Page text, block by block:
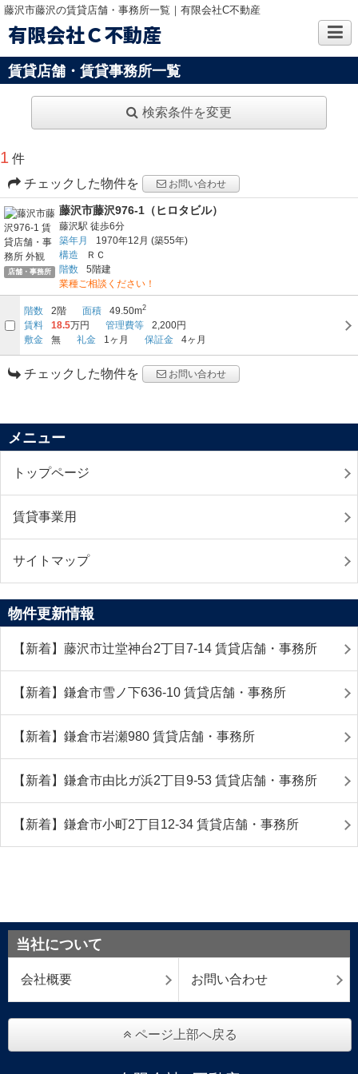
藤沢市藤沢の賃貸店舗・事務所一覧｜有限会社C不動産
有限会社Ｃ不動産
賃貸店舗・賃貸事務所一覧
検索条件を変更
1 件
チェックした物件を
お問い合わせ
店舗・事務所
藤沢市藤沢976-1（ヒロタビル）
藤沢駅 徒歩6分
築年月
1970年12月 (築55年)
構造
ＲＣ
階数
5階建
業種ご相談ください！
階数 2階 面積 49.50m2
賃料 18.5万円 管理費等
2,200円
敷金
無 礼金 1ヶ月 保証金 4ヶ月
チェックした物件を お問い合わせ
メニュー
トップページ
賃貸事業用
サイトマップ
物件更新情報
【新着】藤沢市辻堂神台2丁目7-14 賃貸店舗・事務所
【新着】鎌倉市雪ノ下636-10 賃貸店舗・事務所
【新着】鎌倉市岩瀬980 賃貸店舗・事務所
【新着】鎌倉市由比ガ浜2丁目9-53 賃貸店舗・事務所
【新着】鎌倉市小町2丁目12-34 賃貸店舗・事務所
当社について
会社概要 お問い合わせ
ページ上部へ戻る